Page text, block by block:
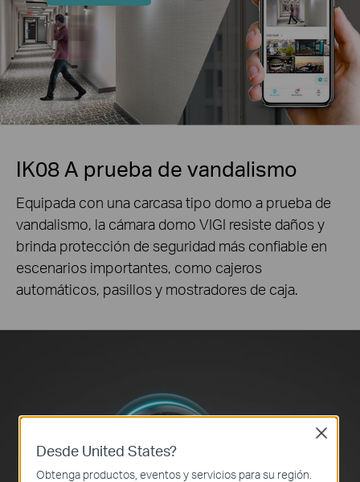
IK08 A prueba de vandalismo
Equipada con una carcasa tipo domo a prueba de
vandalismo, la cámara domo VIGI resiste daños y
brinda protección de seguridad más confiable en
escenarios importantes, como cajeros
automáticos, pasillos y mostradores de caja.
Desde United States?
Obtenga productos, eventos y servicios para su región.
Close